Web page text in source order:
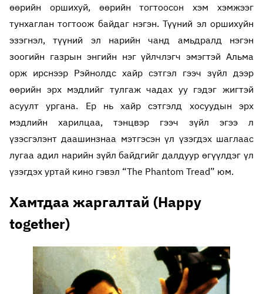
өөрийн оршихуй, өөрийн тогтоосон хэм хэмжээг
тунхаглан тогтоож байдаг нэгэн. Түүний эл оршихуйн
эзэгнэл, түүний эл нарийн чанд амьдралд нэгэн
зоогийн газрын энгийн нэг үйлчлэгч эмэгтэй Альма
орж ирснээр Рэйнолдс хайр сэтгэл гээч зүйл дээр
өөрийн эрх мэдлийг тулгаж чадах уу гэдэг жигтэй
асуулт ургана. Ер нь хайр сэтгэлд хосуудын эрх
мэдлийн харилцаа, тэнцвэр гээч зүйл эгээ л
үзэсгэлэнт даашинзнаа мэтгэсэн үл үзэгдэх шаглаас
лугаа адил нарийн зүйл байдгийг далдуур өгүүлдэг үл
үзэгдэх уртай кино гэвэл “The Phantom Tread” юм.
Хамтдаа жаргалтай (Happy
together)